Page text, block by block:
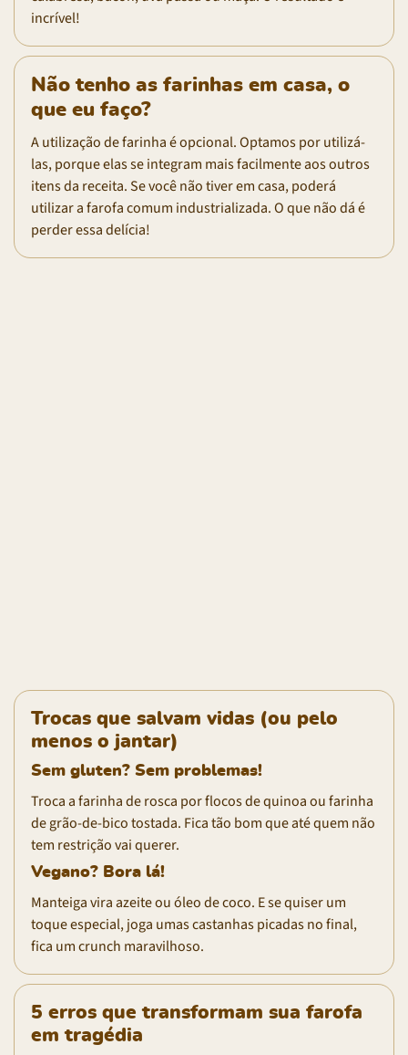
incrível!
Não tenho as farinhas em casa, o
que eu faço?
A utilização de farinha é opcional. Optamos por utilizá-
las, porque elas se integram mais facilmente aos outros
itens da receita. Se você não tiver em casa, poderá
utilizar a farofa comum industrializada. O que não dá é
perder essa delícia!
Trocas que salvam vidas (ou pelo
menos o jantar)
Sem gluten? Sem problemas!
Troca a farinha de rosca por flocos de quinoa ou farinha
de grão-de-bico tostada. Fica tão bom que até quem não
tem restrição vai querer.
Vegano? Bora lá!
Manteiga vira azeite ou óleo de coco. E se quiser um
toque especial, joga umas castanhas picadas no final,
fica um crunch maravilhoso.
5 erros que transformam sua farofa
em tragédia